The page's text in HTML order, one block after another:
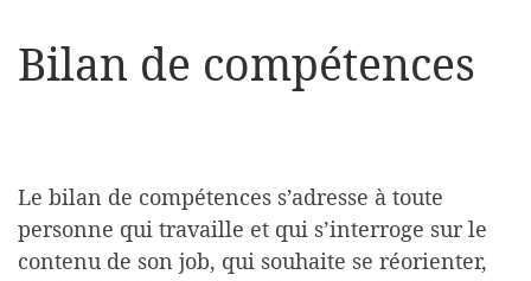
Bilan de compétences
Le bilan de compétences s’adresse à toute
personne qui travaille et qui s’interroge sur le
contenu de son job, qui souhaite se réorienter,